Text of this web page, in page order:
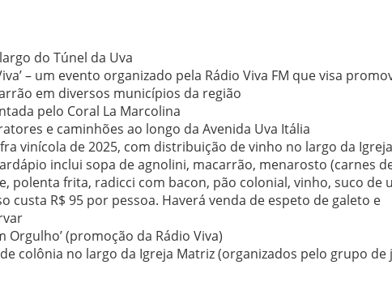
do Túnel da Uva
– um evento organizado pela Rádio Viva FM que visa
em diversos municípios da região
pelo Coral La Marcolina
e caminhões ao longo da Avenida Uva Itália
vinícola de 2025, com distribuição de vinho no largo da Igreja
inclui sopa de agnolini, macarrão, menarosto (carnes
polenta frita, radicci com bacon, pão colonial, vinho, suco de
custa R$ 95 por pessoa. Haverá venda de espeto de galeto e
Orgulho’ (promoção da Rádio Viva)
colônia no largo da Igreja Matriz (organizados pelo grupo de